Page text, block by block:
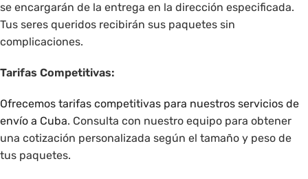
se encargarán de la entrega en la dirección especificada.
Tus seres queridos recibirán sus paquetes sin
complicaciones.
Tarifas Competitivas:
Ofrecemos tarifas competitivas para nuestros servicios de
envío a Cuba. Consulta con nuestro equipo para obtener
una cotización personalizada según el tamaño y peso de
tus paquetes.